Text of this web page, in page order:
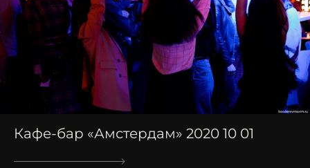
Кафе-бар «Амстердам» 2020 10 01